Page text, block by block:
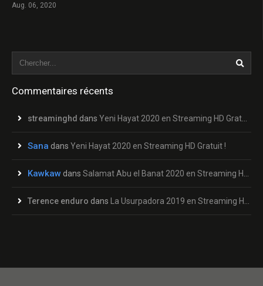
Aug. 06, 2020
Commentaires récents
streaminghd dans Yeni Hayat 2020 en Streaming HD Gratuit !
Sana dans Yeni Hayat 2020 en Streaming HD Gratuit !
Kawkaw dans Salamat Abu el Banat 2020 en Streaming HD Gratuit !
Terence enduro dans La Usurpadora 2019 en Streaming HD Gratuit !